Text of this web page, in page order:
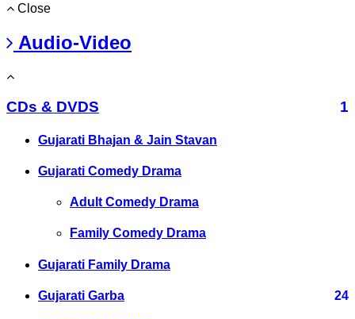
Close
Audio-Video
CDs & DVDS 1
Gujarati Bhajan & Jain Stavan
Gujarati Comedy Drama
Adult Comedy Drama
Family Comedy Drama
Gujarati Family Drama
Gujarati Garba 24